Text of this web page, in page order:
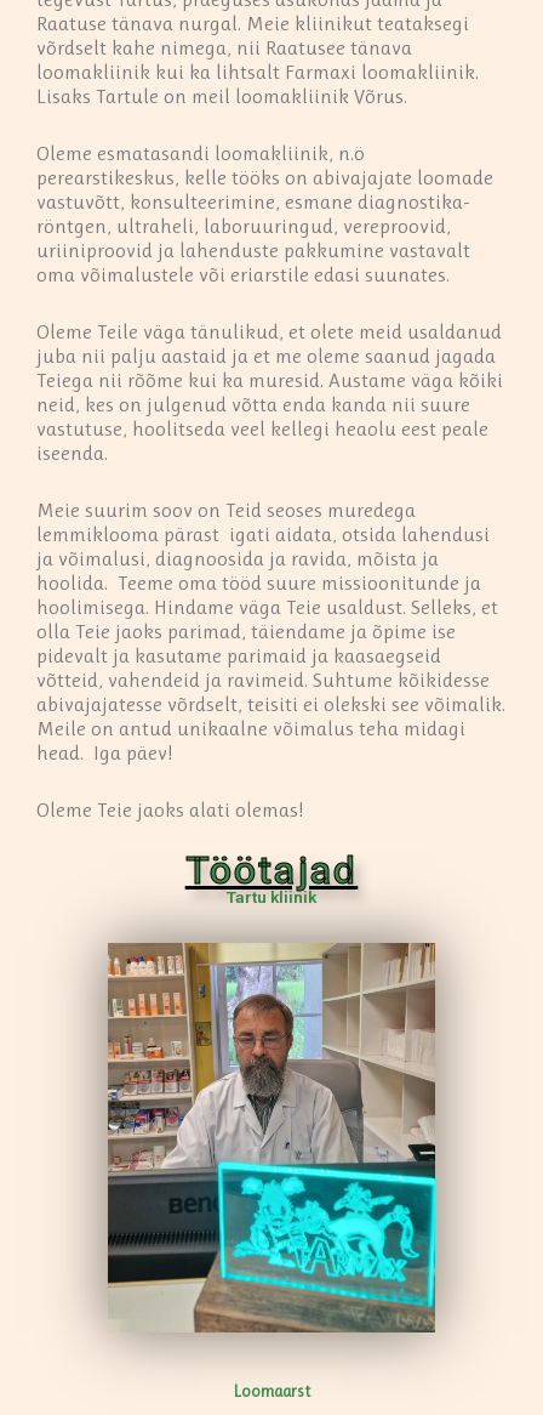
Raatuse tänava nurgal. Meie kliinikut teataksegi
võrdselt kahe nimega, nii Raatusee tänava
loomakliinik kui ka lihtsalt Farmaxi loomakliinik.
Lisaks Tartule on meil loomakliinik Võrus.
Oleme esmatasandi loomakliinik, n.ö
perearstikeskus, kelle tööks on abivajajate loomade
vastuvõtt, konsulteerimine, esmane diagnostika-
röntgen, ultraheli, laboruuringud, vereproovid,
uriiniproovid ja lahenduste pakkumine vastavalt
oma võimalustele või eriarstile edasi suunates.
Oleme Teile väga tänulikud, et olete meid usaldanud
juba nii palju aastaid ja et me oleme saanud jagada
Teiega nii rõõme kui ka muresid. Austame väga kõiki
neid, kes on julgenud võtta enda kanda nii suure
vastutuse, hoolitseda veel kellegi heaolu eest peale
iseenda.
Meie suurim soov on Teid seoses muredega
lemmiklooma pärast igati aidata, otsida lahendusi
ja võimalusi, diagnoosida ja ravida, mõista ja
hoolida. Teeme oma tööd suure missioonitunde ja
hoolimisega. Hindame väga Teie usaldust. Selleks, et
olla Teie jaoks parimad, täiendame ja õpime ise
pidevalt ja kasutame parimaid ja kaasaegseid
võtteid, vahendeid ja ravimeid. Suhtume kõikidesse
abivajajatesse võrdselt, teisiti ei olekski see võimalik.
Meile on antud unikaalne võimalus teha midagi
head. Iga päev!
Oleme Teie jaoks alati olemas!
Töötajad
Tartu kliinik
Loomaarst